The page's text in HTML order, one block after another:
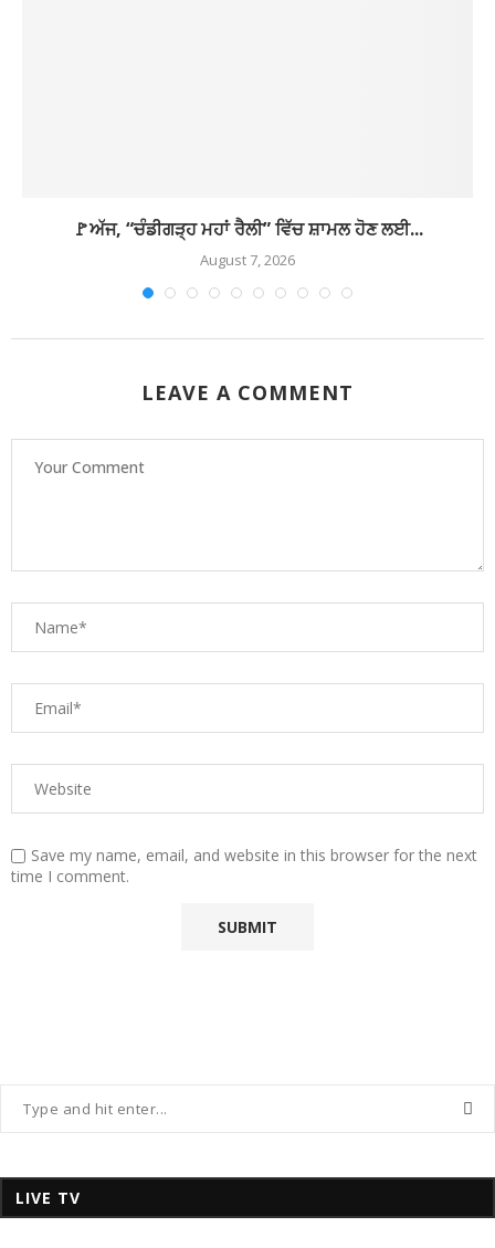
🚩ਅੱਜ, “ਚੰਡੀਗੜ੍ਹ ਮਹਾਂ ਰੈਲੀ” ਵਿੱਚ ਸ਼ਾਮਲ ਹੋਣ ਲਈ...
August 7, 2026
LEAVE A COMMENT
Save my name, email, and website in this browser for the next
time I comment.
LIVE TV